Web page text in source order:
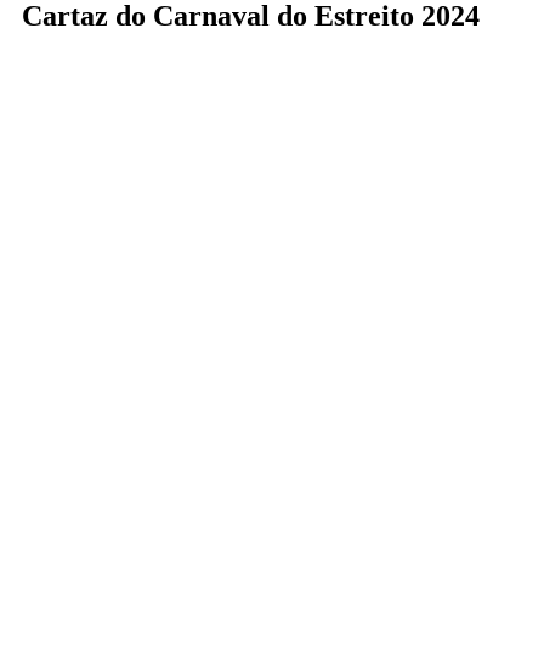
Cartaz do Carnaval do Estreito 2024